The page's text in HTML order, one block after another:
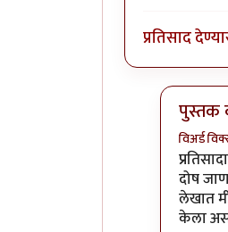
प्रतिसाद
पुस्तक
विअर्ड
In
दोष
लेखात
केला